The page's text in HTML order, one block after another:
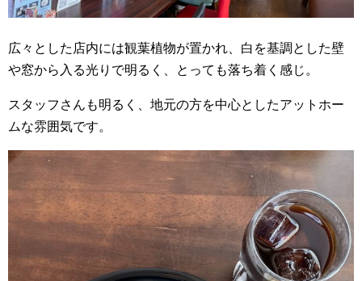
広々とした店内には観葉植物が置かれ、白を基調とした壁
や窓から入る光りで明るく、とっても落ち着く感じ。
スタッフさんも明るく、地元の方を中心としたアットホー
ムな雰囲気です。